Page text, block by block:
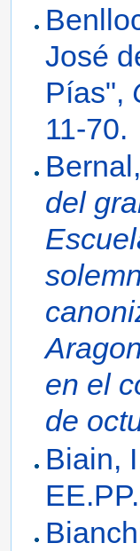
José
Pías",
11-70.
del
en el
de
Biain,